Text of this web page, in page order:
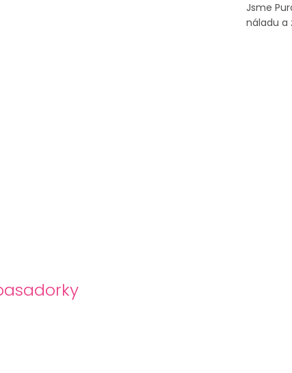
Jsme
náladu a